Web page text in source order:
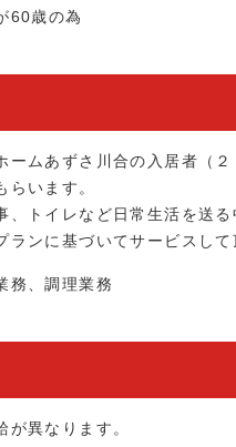
60歳の為
ームあずさ川合の入居者（２
らいます。
、トイレなど日常生活を送る
ランに基づいてサービスして
務、調理業務
異なります。